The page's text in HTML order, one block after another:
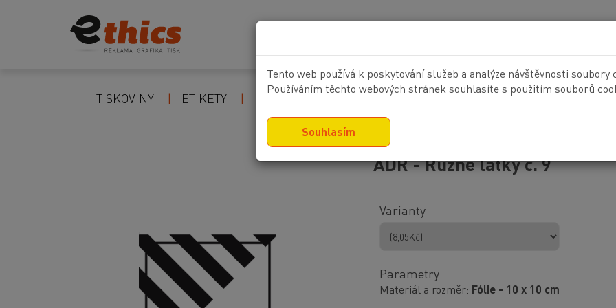
Tento web používá k poskytování služeb a analýze návštěvnosti soubory
Používáním těchto webových stránek souhlasíte s použitím souborů
Souhlasím
TISKOVINY ETIKETY POZOR ZNAČKY VELKOPLOŠNÝ TISK POTISK TEXTILU
ADR - Různé látky č. 9
Varianty
Parametry
Materiál a rozměr Fólie - 10 x 10 cm